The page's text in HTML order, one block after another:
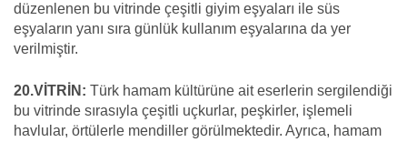
düzenlenen bu vitrinde çeşitli giyim eşyaları ile süs
eşyaların yanı sıra günlük kullanım eşyalarına da yer
verilmiştir.
20.VİTRİN: Türk hamam kültürüne ait eserlerin sergilendiği
bu vitrinde sırasıyla çeşitli uçkurlar, peşkirler, işlemeli
havlular, örtülerle mendiller görülmektedir. Ayrıca, hamam